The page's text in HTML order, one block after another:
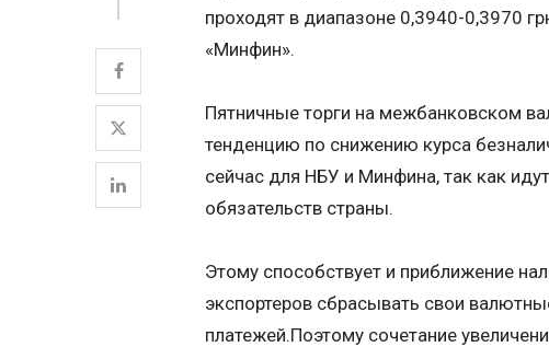
проходят в диапазоне 0,3940-0,3970
«Минфин».
Пятничные торги на межбанковском
тенденцию по снижению курса
сейчас для НБУ и Минфина, так как
обязательств страны.
Этому способствует и приближение
экспортеров сбрасывать свои
платежей.Поэтому сочетание